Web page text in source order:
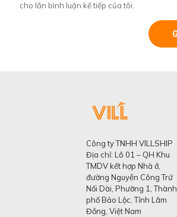
cho lần bình luận kế tiếp của tôi.
Công ty TNHH VILLSHIP
Địa chỉ: Lô 01 – QH Khu
TMDV kết hợp Nhà ở,
đường Nguyễn Công Trứ
Nối Dài, Phường 1, Thành
phố Bảo Lộc, Tỉnh Lâm
Đồng, Việt Nam